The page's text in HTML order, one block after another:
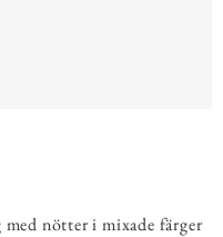
nötter i mixade färger